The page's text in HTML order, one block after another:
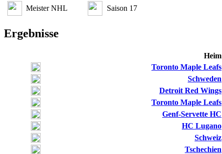
Meister NHL
Saison 17
Ergebnisse
Heim
Toronto Maple Leafs
Schweden
Detroit Red Wings
Toronto Maple Leafs
Genf-Servette HC
HC Lugano
Schweiz
Tschechien